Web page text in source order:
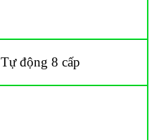
Tự động 8 cấp